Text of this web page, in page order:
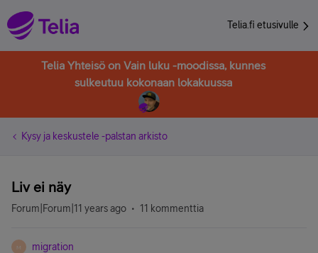
Telia.fi etusivulle
Telia Yhteisö on Vain luku -moodissa, kunnes
sulkeutuu kokonaan lokakuussa
Kysy ja keskustele -palstan arkisto
Liv ei näy
Forum|Forum|11 years ago 11 kommenttia
M migration